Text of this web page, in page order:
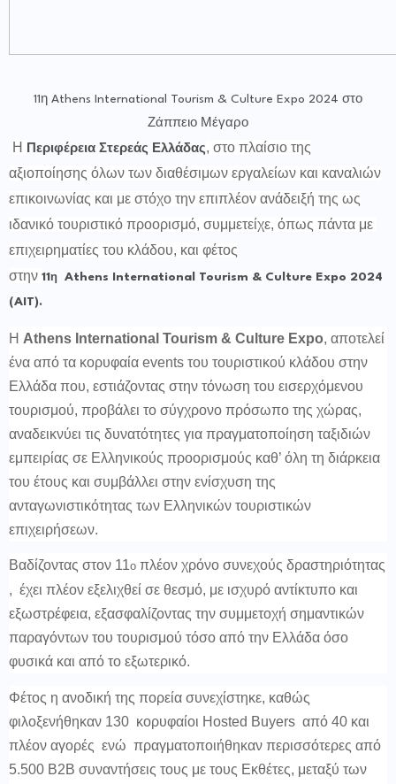
11η Athens International Tourism & Culture Expo 2024 στο
Ζάππειο Μέγαρο
Η Περιφέρεια Στερεάς Ελλάδας, στο πλαίσιο της
αξιοποίησης όλων των διαθέσιμων εργαλείων και καναλιών
επικοινωνίας και με στόχο την επιπλέον ανάδειξή της ως
ιδανικό τουριστικό προορισμό, συμμετείχε, όπως πάντα με
επιχειρηματίες του κλάδου, και φέτος
στην 11η Athens International Tourism & Culture Expo 2024
(AIT).
Η Athens International Tourism & Culture Expo, αποτελεί
ένα από τα κορυφαία events του τουριστικού κλάδου στην
Ελλάδα που, εστιάζοντας στην τόνωση του εισερχόμενου
τουρισμού, προβάλει το σύγχρονο πρόσωπο της χώρας,
αναδεικνύει τις δυνατότητες για πραγματοποίηση ταξιδιών
εμπειρίας σε Ελληνικούς προορισμούς καθ’ όλη τη διάρκεια
του έτους και συμβάλλει στην ενίσχυση της
ανταγωνιστικότητας των Ελληνικών τουριστικών
επιχειρήσεων.
Βαδίζοντας στον 11ο πλέον χρόνο συνεχούς δραστηριότητας
, έχει πλέον εξελιχθεί σε θεσμό, με ισχυρό αντίκτυπο και
εξωστρέφεια, εξασφαλίζοντας την συμμετοχή σημαντικών
παραγόντων του τουρισμού τόσο από την Ελλάδα όσο
φυσικά και από το εξωτερικό.
Φέτος η ανοδική της πορεία συνεχίστηκε, καθώς
φιλοξενήθηκαν 130 κορυφαίοι Hosted Buyers από 40 και
πλέον αγορές ενώ πραγματοποιήθηκαν περισσότερες από
5.500 Β2Β συναντήσεις τους με τους Εκθέτες, μεταξύ των